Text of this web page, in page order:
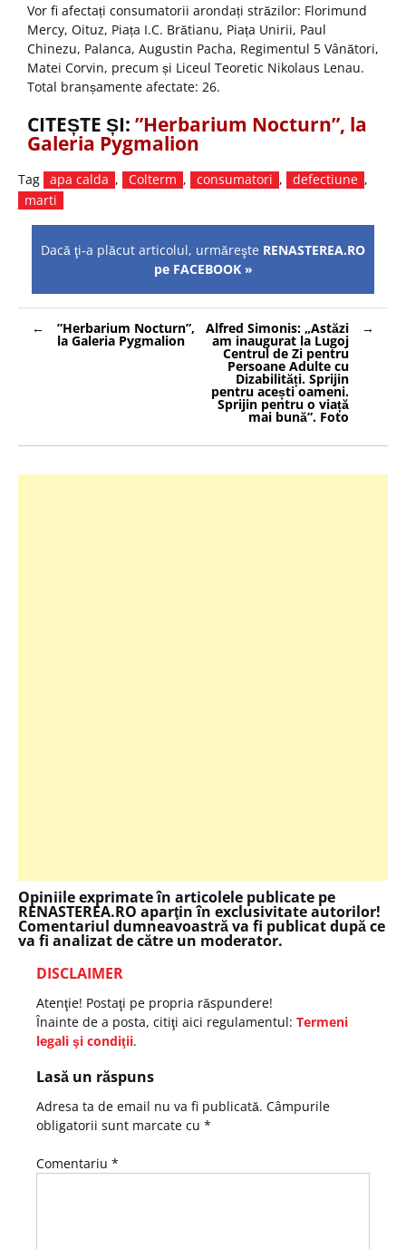
Vor fi afectați consumatorii arondați străzilor: Florimund
Mercy, Oituz, Piața I.C. Brătianu, Piața Unirii, Paul
Chinezu, Palanca, Augustin Pacha, Regimentul 5 Vânători,
Matei Corvin, precum și Liceul Teoretic Nikolaus Lenau.
Total branșamente afectate: 26.
CITEȘTE ȘI: ”Herbarium Nocturn”, la
Galeria Pygmalion
Tag apa calda , Colterm , consumatori , defectiune ,
marti
Dacă ţi-a plăcut articolul, urmăreşte RENASTEREA.RO
pe FACEBOOK »
Navigare
în
articole
”Herbarium Nocturn”,
la Galeria Pygmalion
Alfred Simonis: „Astăzi
am inaugurat la Lugoj
Centrul de Zi pentru
Persoane Adulte cu
Dizabilități. Sprijin
pentru acești oameni.
Sprijin pentru o viață
mai bună”. Foto
Opiniile exprimate în articolele publicate pe
RENASTEREA.RO aparţin în exclusivitate autorilor!
Comentariul dumneavoastră va fi publicat după ce
va fi analizat de către un moderator.
DISCLAIMER
Atenţie! Postaţi pe propria răspundere!
Înainte de a posta, citiţi aici regulamentul: Termeni
legali şi condiţii.
Lasă un răspuns
Adresa ta de email nu va fi publicată. Câmpurile
obligatorii sunt marcate cu *
Comentariu *